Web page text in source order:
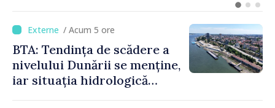
/ Acum 5 ore
BTA: Tendința de scădere a
nivelului Dunării se menține,
iar situația hidrologică